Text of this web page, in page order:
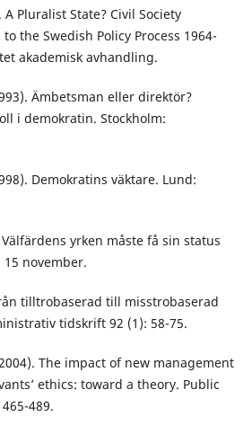
Pluralist State? Civil Society
the Swedish Policy Process 1964-
akademisk avhandling.
Ämbetsman eller direktör?
i demokratin. Stockholm:
Demokratins väktare. Lund:
yrken måste få sin status
november.
tilltrobaserad till misstrobaserad
tidskrift 92 (1): 58-75.
The impact of new management
ethics: toward a theory. Public
489.